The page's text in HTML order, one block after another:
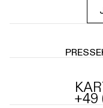
PRESSE
+49